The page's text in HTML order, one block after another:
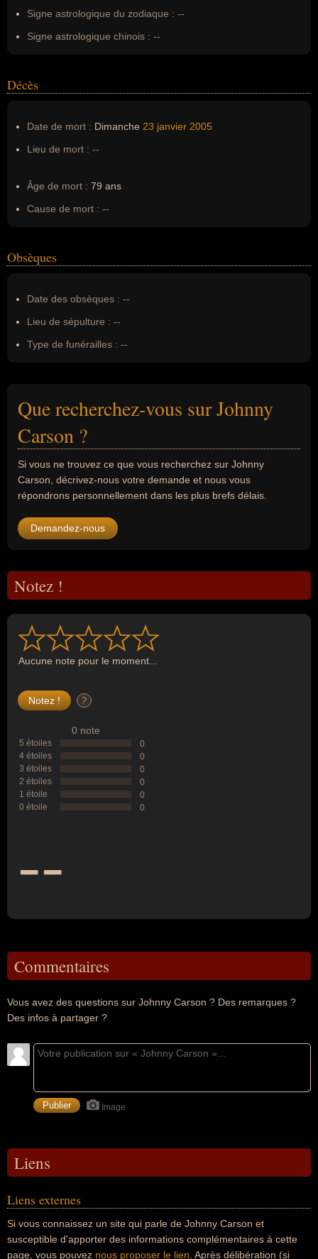
Signe astrologique du zodiaque : --
Signe astrologique chinois : --
Décès
Date de mort : Dimanche 23 janvier 2005
Lieu de mort : --
Âge de mort : 79 ans
Cause de mort : --
Obsèques
Date des obsèques : --
Lieu de sépulture : --
Type de funérailles : --
Que recherchez-vous sur Johnny
Carson ?
Si vous ne trouvez ce que vous recherchez sur Johnny
Carson, décrivez-nous votre demande et nous vous
répondrons personnellement dans les plus brefs délais.
Demandez-nous
Notez !
Aucune note pour le moment...
?
0 note
5 étoiles
0
4 étoiles
0
3 étoiles
0
2 étoiles
0
1 étoile
0
0 étoile
0
--
Commentaires
Vous avez des questions sur Johnny Carson ? Des remarques ?
Des infos à partager ?
Image
Liens
Liens externes
Si vous connaissez un site qui parle de Johnny Carson et
susceptible d'apporter des informations complémentaires à cette
page, vous pouvez nous proposer le lien . Après délibération (si